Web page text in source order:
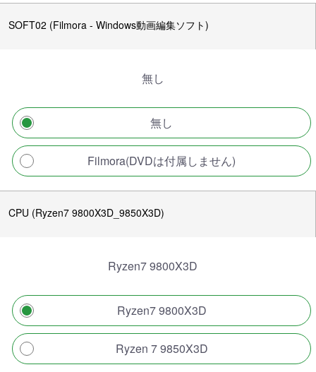
SOFT02 (Filmora - Windows動画編集ソフト)
無し
無し
Filmora(DVDは付属しません)
CPU (Ryzen7 9800X3D_9850X3D)
Ryzen7 9800X3D
Ryzen7 9800X3D
Ryzen 7 9850X3D